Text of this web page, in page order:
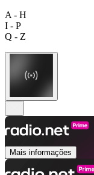
A - H
I - P
Q - Z
Mais informações